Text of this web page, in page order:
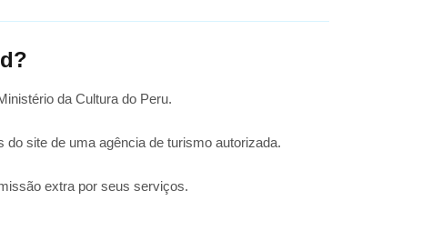
da Cultura do Peru.
site de uma agência de turismo autorizada.
extra por seus serviços.